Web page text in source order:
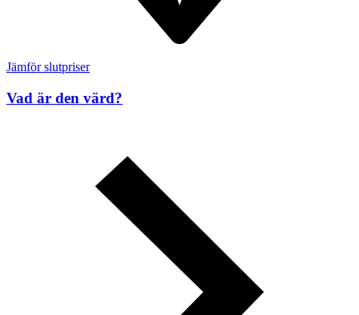
Jämför slutpriser
Vad är den värd?